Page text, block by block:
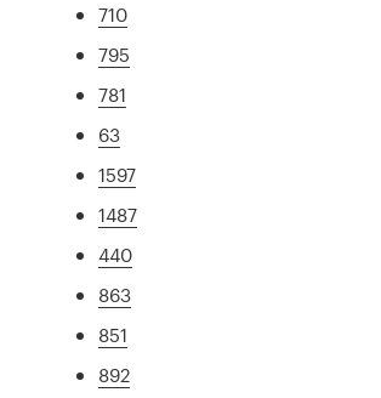
710
795
781
63
1597
1487
440
863
851
892